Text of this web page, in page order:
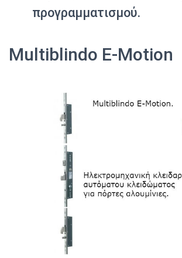
προγραµµατισµού.
Multiblindo E-Motion